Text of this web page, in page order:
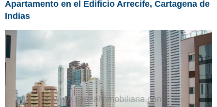
Apartamento en el Edificio Arrecife, Cartagena de
Indias